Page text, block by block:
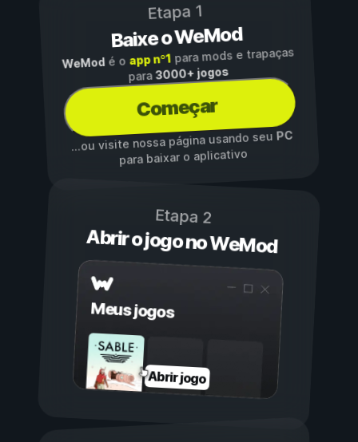
Etapa 1
Baixe o WeMod
WeModé o app nº1para mods e trapaças
para3000+ jogos
Começar
...ou visite nossa página usando seuPC
para baixar o aplicativo
Etapa 2
Abrir o jogo no WeMod
Meus jogos
Abrir jogo